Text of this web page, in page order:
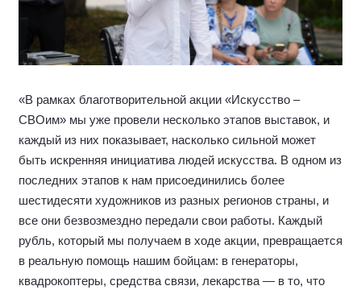
«В рамках благотворительной акции «Искусство –
СВОим» мы уже провели несколько этапов выставок, и
каждый из них показывает, насколько сильной может
быть искренняя инициатива людей искусства. В одном из
последних этапов к нам присоединились более
шестидесяти художников из разных регионов страны, и
все они безвозмездно передали свои работы. Каждый
рубль, который мы получаем в ходе акции, превращается
в реальную помощь нашим бойцам: в генераторы,
квадрокоптеры, средства связи, лекарства — в то, что